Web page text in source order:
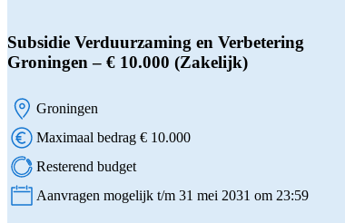
Subsidie Verduurzaming en Verbetering
Groningen – € 10.000 (Zakelijk)
Locatie:
Groningen
Maximaal bedrag € 10.000
Resterend budget
Status:
Aanvragen mogelijk t/m 31 mei 2031 om 23:59